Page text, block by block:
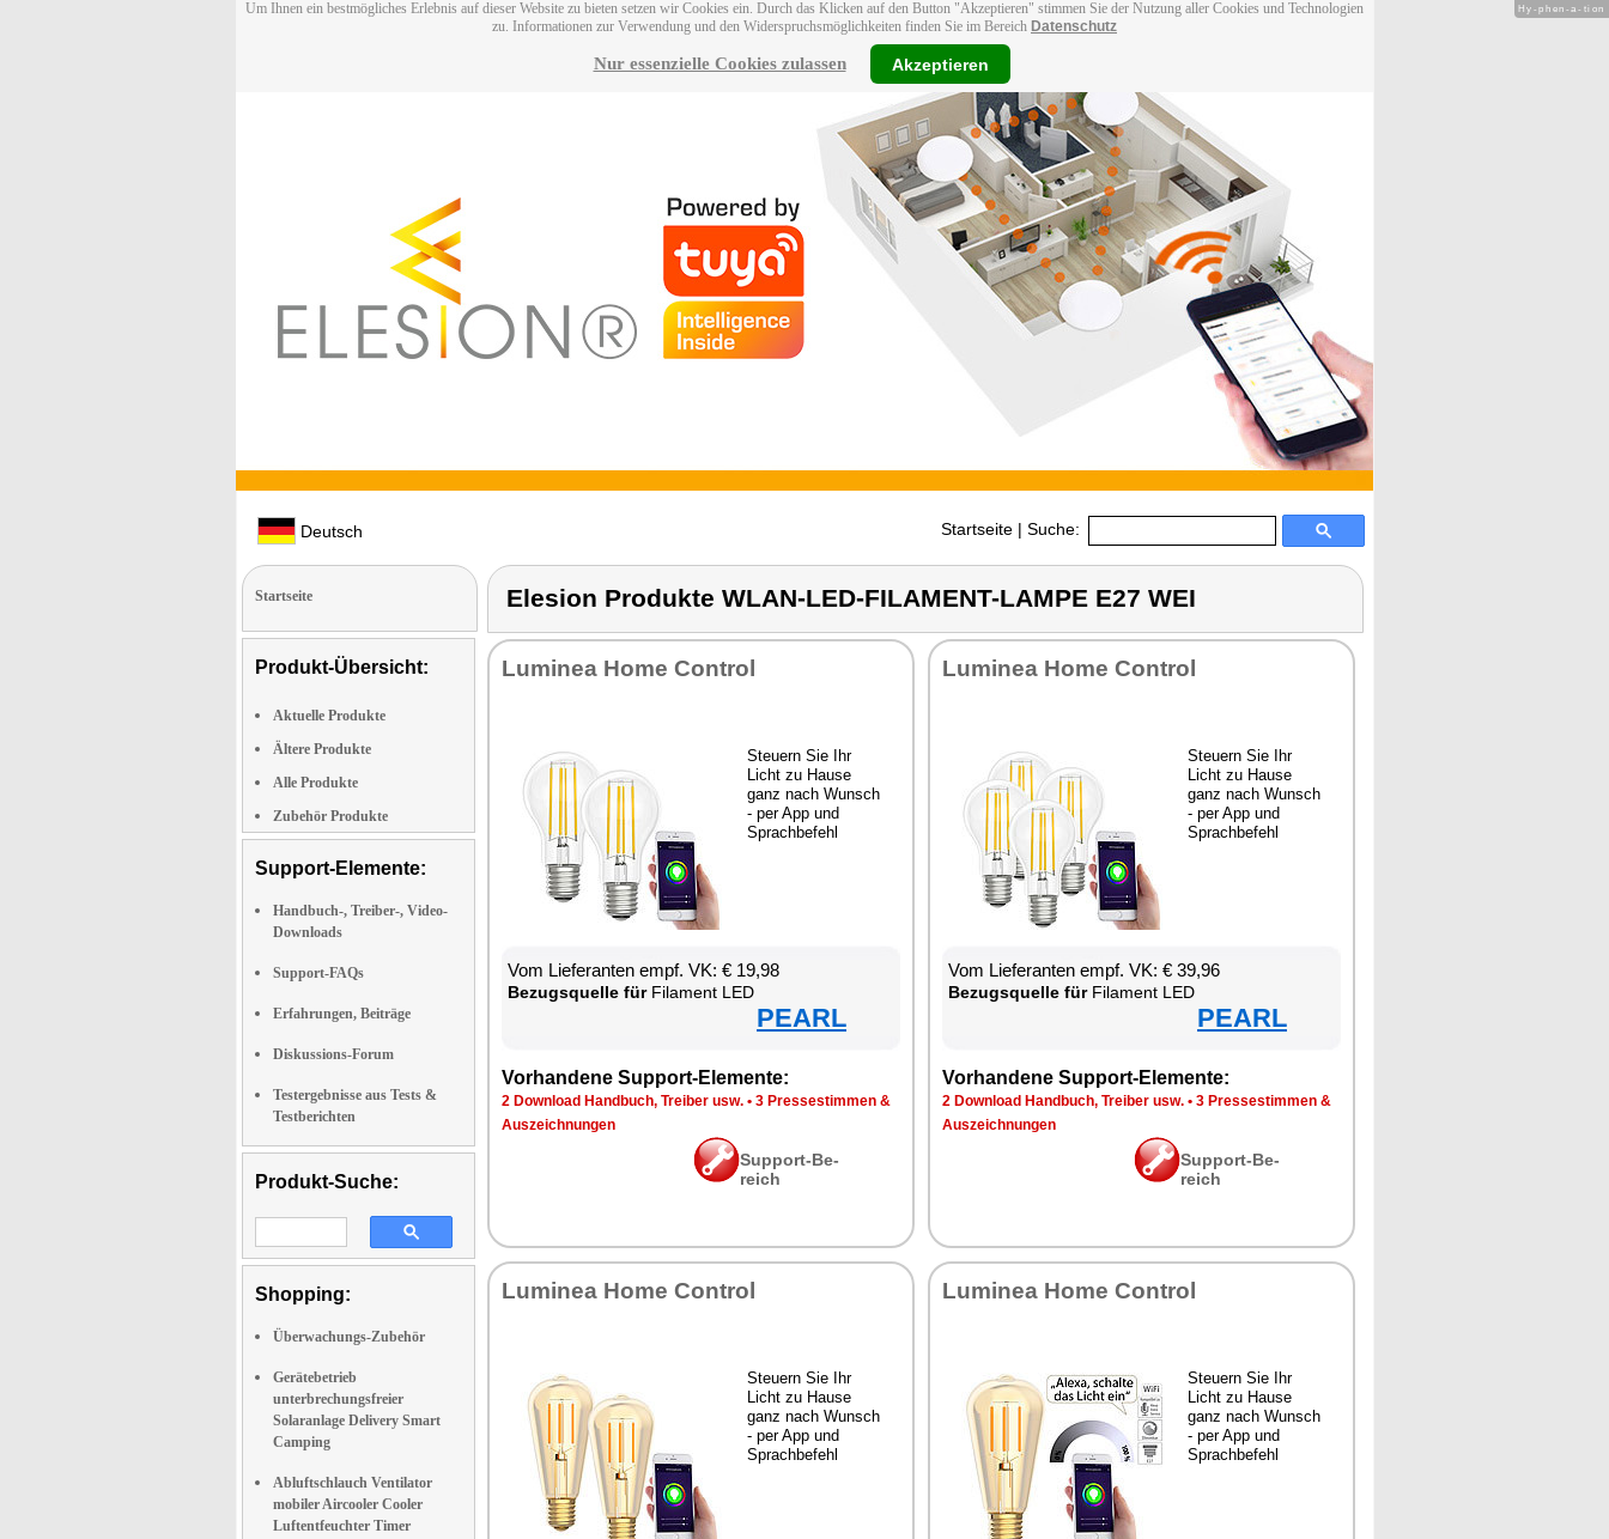
Um Ihnen ein bestmögliches Erlebnis auf dieser Website zu bieten setzen wir Cookies ein. Durch das Klicken auf den Button "Akzeptieren" stimmen Sie der Nutzung aller Cookies und Technologien
zu. Informationen zur Verwendung und den Widerspruchsmöglichkeiten finden Sie im Bereich Datenschutz
Nur essenzielle Cookies zulassen Akzeptieren
Deutsch Startseite | Suche:
Startseite
Produkt-Übersicht:
Aktuelle Produkte
Ältere Produkte
Alle Produkte
Zubehör Produkte
Support-Elemente:
Handbuch-, Treiber-, Video-
Downloads
Support-FAQs
Erfahrungen, Beiträge
Diskussions-Forum
Testergebnisse aus Tests &
Testberichten
Produkt-Suche:
Shopping:
Überwachungs-Zubehör
Gerätebetrieb
unterbrechungsfreier
Solaranlage Delivery Smart
Camping
Abluftschlauch Ventilator
mobiler Aircooler Cooler
Luftentfeuchter Timer
Elesion Produkte WLAN-LED-FILAMENT-LAMPE E27 WEI
Lu­mi­nea Ho­me Con­trol
Steu­ern Sie Ihr
Licht zu Hau­se
ganz nach Wunsch
- per App und
Sprach­be­fehl
Vom Lie­fe­ran­ten empf. VK: € 19,98
Be­zugs­quel­le fürFil­ament LED
PEARL
Vor­han­de­ne Sup­port-Ele­men­te:
2 Down­load Hand­buch, Trei­ber usw. • 3 Pres­se­stim­men &
Aus­zeich­nun­gen
Sup­port-Be­
reich
Lu­mi­nea Ho­me Con­trol
Steu­ern Sie Ihr
Licht zu Hau­se
ganz nach Wunsch
- per App und
Sprach­be­fehl
Vom Lie­fe­ran­ten empf. VK: € 39,96
Be­zugs­quel­le fürFil­ament LED
PEARL
Vor­han­de­ne Sup­port-Ele­men­te:
2 Down­load Hand­buch, Trei­ber usw. • 3 Pres­se­stim­men &
Aus­zeich­nun­gen
Sup­port-Be­
reich
Lu­mi­nea Ho­me Con­trol
Steu­ern Sie Ihr
Licht zu Hau­se
ganz nach Wunsch
- per App und
Sprach­be­fehl
Lu­mi­nea Ho­me Con­trol
Steu­ern Sie Ihr
Licht zu Hau­se
ganz nach Wunsch
- per App und
Sprach­be­fehl
Hy-phen-a-tion